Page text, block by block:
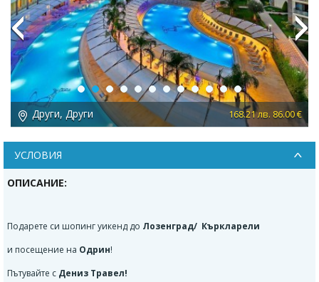
168.21 лв. 86.00 € Други, Други
Previous Next
УСЛОВИЯ
ОПИСАНИЕ:
Подарете си шопинг уикенд до Лозенград/ Къркларели
и посещение на Одрин!
Пътувайте с Дениз Травел!